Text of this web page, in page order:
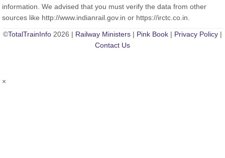
information. We advised that you must verify the data from other
sources like http://www.indianrail.gov.in or https://irctc.co.in.
©TotalTrainInfo 2026 | Railway Ministers | Pink Book | Privacy Policy |
Contact Us
×